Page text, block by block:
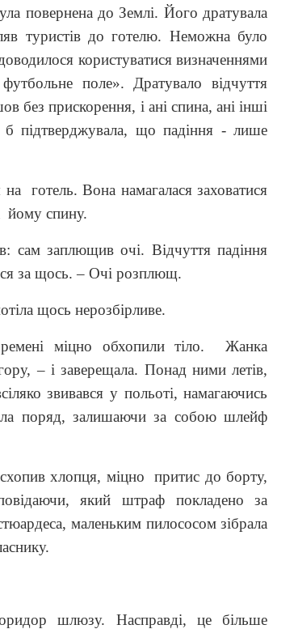
повернена до Землі. Його дратувала
туристів до готелю. Неможна було
користуватися визначеннями
поле». Дратувало відчуття
без прискорення, і ані спина, ані інші
б підтверджувала, що падіння - лише
на
готель. Вона намагалася заховатися
йому спину.
сам заплющив очі. Відчуття падіння
за щось. – Очі розплющ.
щось нерозбірливе.
міцно обхопили тіло.
Жанка
– і заверещала. Понад ними летів,
звивався у польоті, намагаючись
поряд, залишаючи за собою шлейф
хлопця, міцно
притис до борту,
який штраф покладено за
маленьким пилососом зібрала
шлюзу. Насправді, це більше